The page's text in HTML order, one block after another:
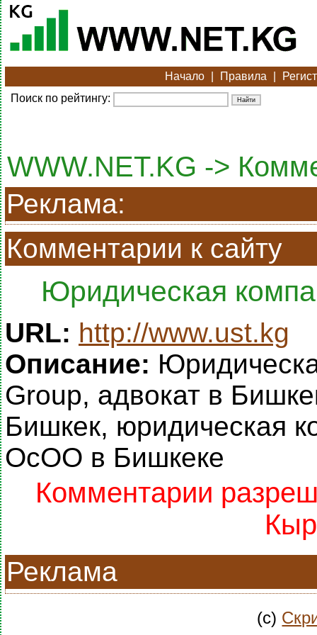
Начало Правила
Поиск по рейтингу:
WWW.NET.KG ->
Реклама:
Комментарии к сайту
Юридическая
URL: http://www.ust.kg
Описание:
Group, адвокат в
Бишкек, юридическая
ОсОО в Бишкеке
Комментарии
Реклама
(c)